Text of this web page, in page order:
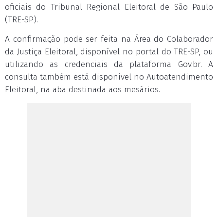
oficiais do Tribunal Regional Eleitoral de São Paulo
(TRE-SP).
A confirmação pode ser feita na Área do Colaborador
da Justiça Eleitoral, disponível no portal do TRE-SP, ou
utilizando as credenciais da plataforma Gov.br. A
consulta também está disponível no Autoatendimento
Eleitoral, na aba destinada aos mesários.